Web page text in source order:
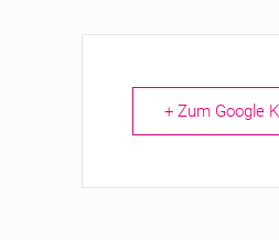
+ Zum Google